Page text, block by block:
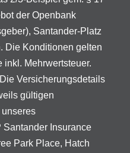
der Openbank
Santander-Platz
Die Konditionen gelten
inkl. Mehrwertsteuer.
Versicherungsdetails
gültigen
Insurance
Park Place, Hatch